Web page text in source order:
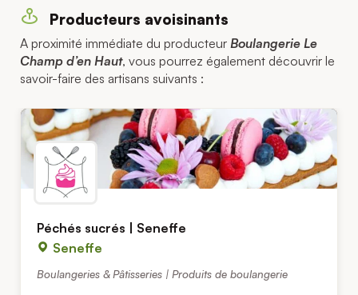
Producteurs avoisinants
A proximité immédiate du producteur Boulangerie Le
Champ d’en Haut, vous pourrez également découvrir le
savoir-faire des artisans suivants :
Péchés sucrés | Seneffe
Seneffe
Boulangeries & Pâtisseries | Produits de boulangerie